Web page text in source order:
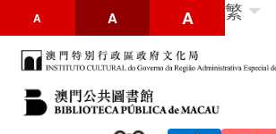
A A A 繁